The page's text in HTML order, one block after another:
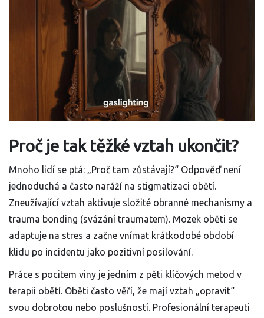
Proč je tak těžké vztah ukončit?
Mnoho lidí se ptá: „Proč tam zůstávají?“ Odpověď není
jednoduchá a často naráží na stigmatizaci obětí.
Zneužívající vztah aktivuje složité obranné mechanismy a
trauma bonding (svázání traumatem). Mozek oběti se
adaptuje na stres a začne vnímat krátkodobé období
klidu po incidentu jako pozitivní posilování.
Práce s pocitem viny je jedním z pěti klíčových metod v
terapii obětí. Oběti často věří, že mají vztah „opravit“
svou dobrotou nebo poslušností. Profesionální terapeuti